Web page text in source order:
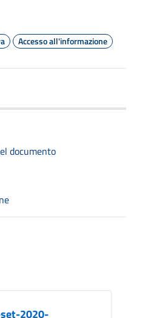
Accesso all'informazione
documento
2020-